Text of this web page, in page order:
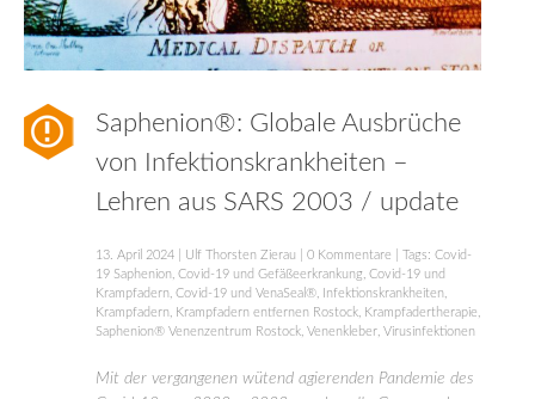
Saphenion®: Globale Ausbrüche
von Infektionskrankheiten –
Lehren aus SARS 2003 / update
13. April 2024 Ulf Thorsten Zierau 0 Kommentare | Tags: Covid-
19 Saphenion Covid-19 und Gefäßeerkrankung Covid-19 und
Krampfadern Covid-19 und VenaSeal® Infektionskrankheiten
Krampfadern
Krampfadern entfernen Rostock Krampfadertherapie
Saphenion® Venenzentrum Rostock Venenkleber Virusinfektionen
Mit der vergangenen wütend agierenden Pandemie des